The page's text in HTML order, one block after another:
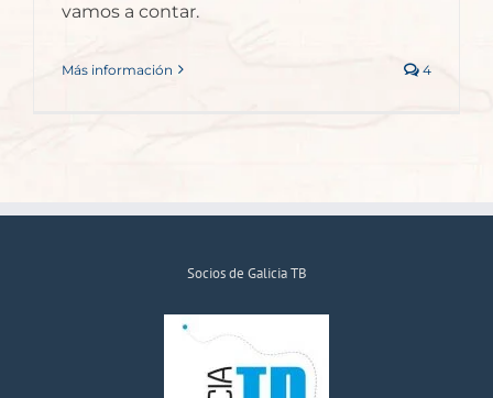
vamos a contar.
Más información 4
Socios de Galicia TB